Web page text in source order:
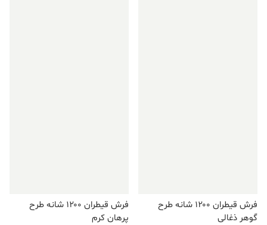
فرش قیطران ۱۲۰۰ شانه طرح
گوهر ذغالی
فرش قیطران ۱۲۰۰ شانه طرح
پرهان کرم